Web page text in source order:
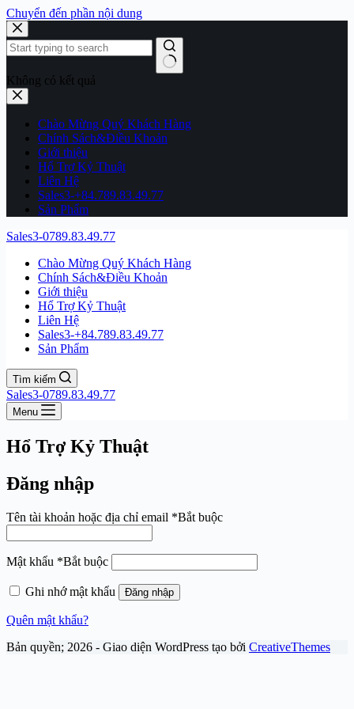
Chuyển đến phần nội dung
Không có kết quả
Chào Mừng Quý Khách Hàng
Chính Sách&Điều Khoản
Giới thiệu
Hổ Trợ Kỷ Thuật
Liên Hệ
Sales3-+84.789.83.49.77
Sản Phẩm
Sales3-0789.83.49.77
Chào Mừng Quý Khách Hàng
Chính Sách&Điều Khoản
Giới thiệu
Hổ Trợ Kỷ Thuật
Liên Hệ
Sales3-+84.789.83.49.77
Sản Phẩm
Tìm kiếm
Sales3-0789.83.49.77
Menu
Hổ Trợ Kỷ Thuật
Đăng nhập
Tên tài khoản hoặc địa chỉ email *Bắt buộc
Mật khẩu *Bắt buộc
Ghi nhớ mật khẩu Đăng nhập
Quên mật khẩu?
Bản quyền; 2026 - Giao diện WordPress tạo bởi CreativeThemes